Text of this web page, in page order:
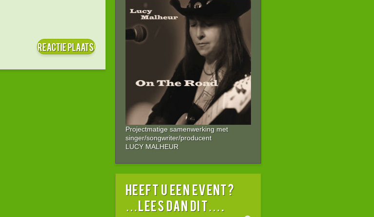
Projectmatige samenwerking met
singer/songwriter/producent
LUCY MALHEUR
HEEFT U EEN EVENT?
…lees dan dit….